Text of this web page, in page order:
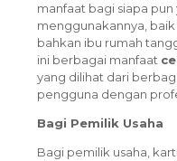
manfaat bagi siapa pun
menggunakannya,
bahkan ibu rumah
ini berbagai manfaat
yang dilihat dari
pengguna dengan
Bagi Pemilik Usaha
Bagi pemilik usaha,